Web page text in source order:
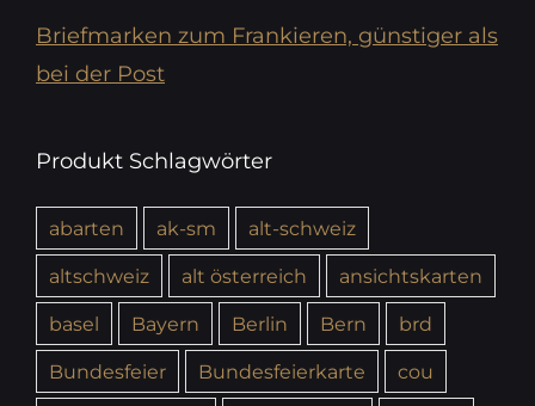
Briefmarken zum Frankieren, günstiger als
bei der Post
Produkt Schlagwörter
abarten ak-sm
alt-schweiz
altschweiz
alt österreich
ansichtskarten
basel
Bayern Berlin Bern
brd
Bundesfeier
Bundesfeierkarte
cou